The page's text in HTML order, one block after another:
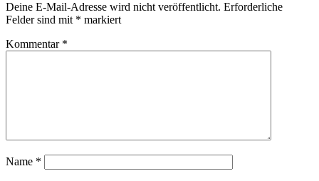
Deine E-Mail-Adresse wird nicht veröffentlicht. Erforderliche
Felder sind mit * markiert
Kommentar *
Name *